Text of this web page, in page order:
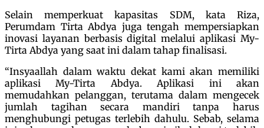
Selain memperkuat kapasitas SDM, kata Riza,
Perumdam Tirta Abdya juga tengah mempersiapkan
inovasi layanan berbasis digital melalui aplikasi My-
Tirta Abdya yang saat ini dalam tahap finalisasi.
“Insyaallah dalam waktu dekat kami akan memiliki
aplikasi My-Tirta Abdya. Aplikasi ini akan
memudahkan pelanggan, terutama dalam mengecek
jumlah tagihan secara mandiri tanpa harus
menghubungi petugas terlebih dahulu. Sebab, selama